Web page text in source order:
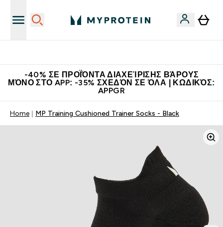
-40% ΣΕ ΠΡΟΪΌΝΤΑ ΔΙΑΧΕΊΡΙΣΗΣ ΒΆΡΟΥΣ
ΜΌΝΟ ΣΤΟ APP: -35% ΣΧΕΔΌΝ ΣΕ ΌΛΑ | ΚΩΔΙΚΌΣ:
APPGR
Home MP Training Cushioned Trainer Socks - Black